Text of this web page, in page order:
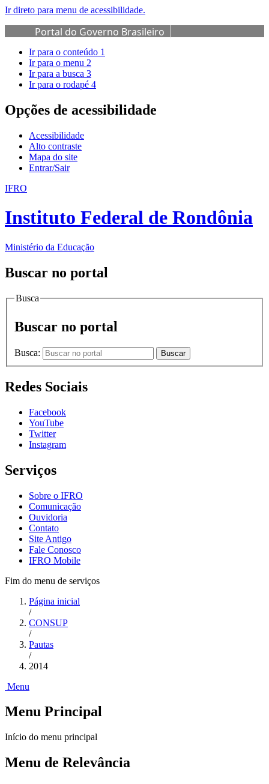
Ir direto para menu de acessibilidade.
Portal do Governo Brasileiro
Ir para o conteúdo 1
Ir para o menu 2
Ir para a busca 3
Ir para o rodapé 4
Opções de acessibilidade
Acessibilidade
Alto contraste
Mapa do site
Entrar/Sair
IFRO
Instituto Federal de Rondônia
Ministério da Educação
Buscar no portal
Busca
Buscar no portal
Busca: Buscar
Redes Sociais
Facebook
YouTube
Twitter
Instagram
Serviços
Sobre o IFRO
Comunicação
Ouvidoria
Contato
Site Antigo
Fale Conosco
IFRO Mobile
Fim do menu de serviços
Página inicial
/
CONSUP
/
Pautas
/
2014
Menu
Menu Principal
Início do menu principal
Menu de Relevância